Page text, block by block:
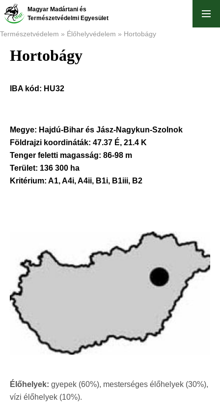
Ugrás
tartalomra
Magyar Madártani és
Természetvédelmi Egyesület
Morzsa
Természetvédelem Élőhelyvédelem Hortobágy
Hortobágy
IBA kód: HU32
Megye: Hajdú-Bihar és Jász-Nagykun-Szolnok
Földrajzi koordináták: 47.37 É, 21.4 K
Tenger feletti magasság: 86-98 m
Terület: 136 300 ha
Kritérium: A1, A4i, A4ii, B1i, B1iii, B2
Élőhelyek: gyepek (60%), mesterséges élőhelyek (30%),
vízi élőhelyek (10%).